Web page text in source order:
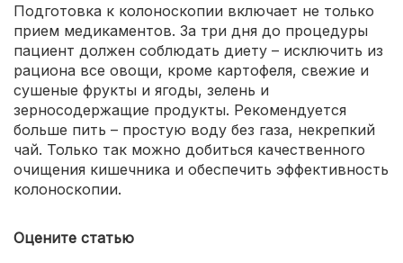
Подготовка к колоноскопии включает не только
прием медикаментов. За три дня до процедуры
пациент должен соблюдать диету – исключить из
рациона все овощи, кроме картофеля, свежие и
сушеные фрукты и ягоды, зелень и
зерносодержащие продукты. Рекомендуется
больше пить – простую воду без газа, некрепкий
чай. Только так можно добиться качественного
очищения кишечника и обеспечить эффективность
колоноскопии.
Оцените статью